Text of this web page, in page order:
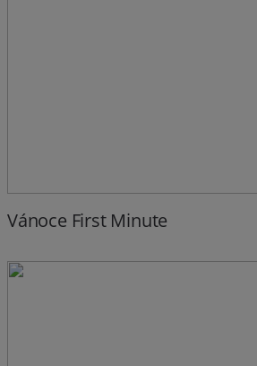
Vánoce First Minute